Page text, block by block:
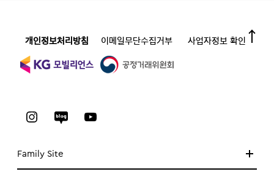
Family Site
개인정보처리방침 이메일무단수집거부 사업자정보 확인